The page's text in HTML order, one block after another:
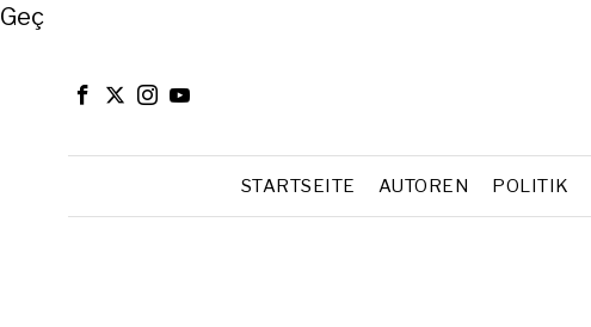
Close
Geç
STARTSEITE AUTOREN POLITIK